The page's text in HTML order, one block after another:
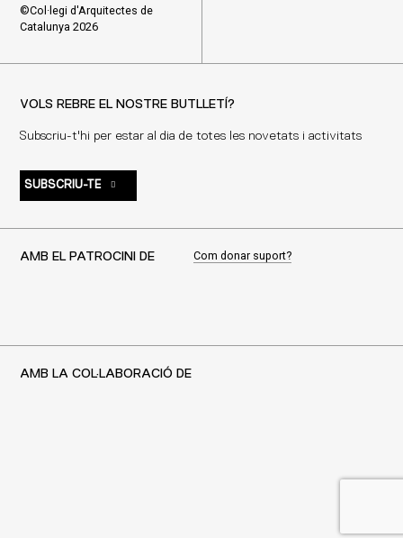
©Col·legi d'Arquitectes de
Catalunya 2026
VOLS REBRE EL NOSTRE BUTLLETÍ?
Subscriu-t'hi per estar al dia de totes les novetats i activitats
SUBSCRIU-TE
AMB EL PATROCINI DE Com donar suport?
AMB LA COL·LABORACIÓ DE